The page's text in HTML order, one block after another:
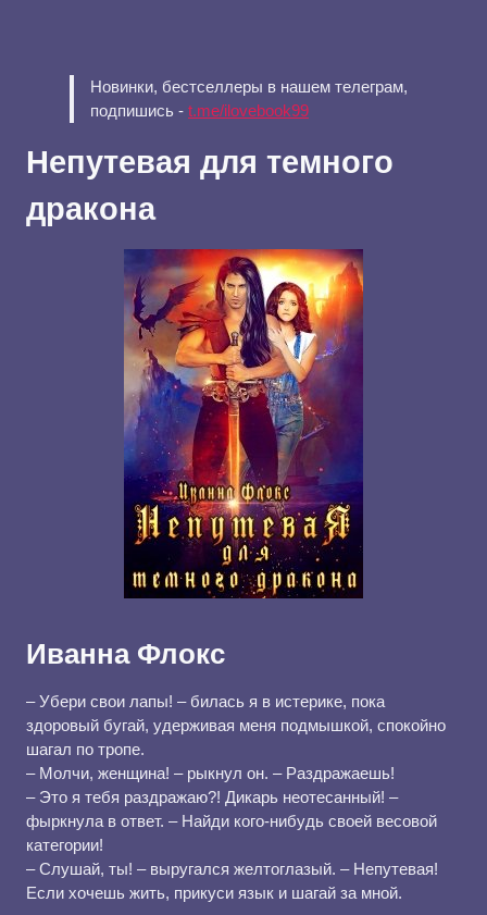
Новинки, бестселлеры в нашем телеграм,
подпишись - t.me/ilovebook99
Непутевая для темного
дракона
Иванна Флокс
– Убери свои лапы! – билась я в истерике, пока
здоровый бугай, удерживая меня подмышкой, спокойно
шагал по тропе.
– Молчи, женщина! – рыкнул он. – Раздражаешь!
– Это я тебя раздражаю?! Дикарь неотесанный! –
фыркнула в ответ. – Найди кого-нибудь своей весовой
категории!
– Слушай, ты! – выругался желтоглазый. – Непутевая!
Если хочешь жить, прикуси язык и шагай за мной.